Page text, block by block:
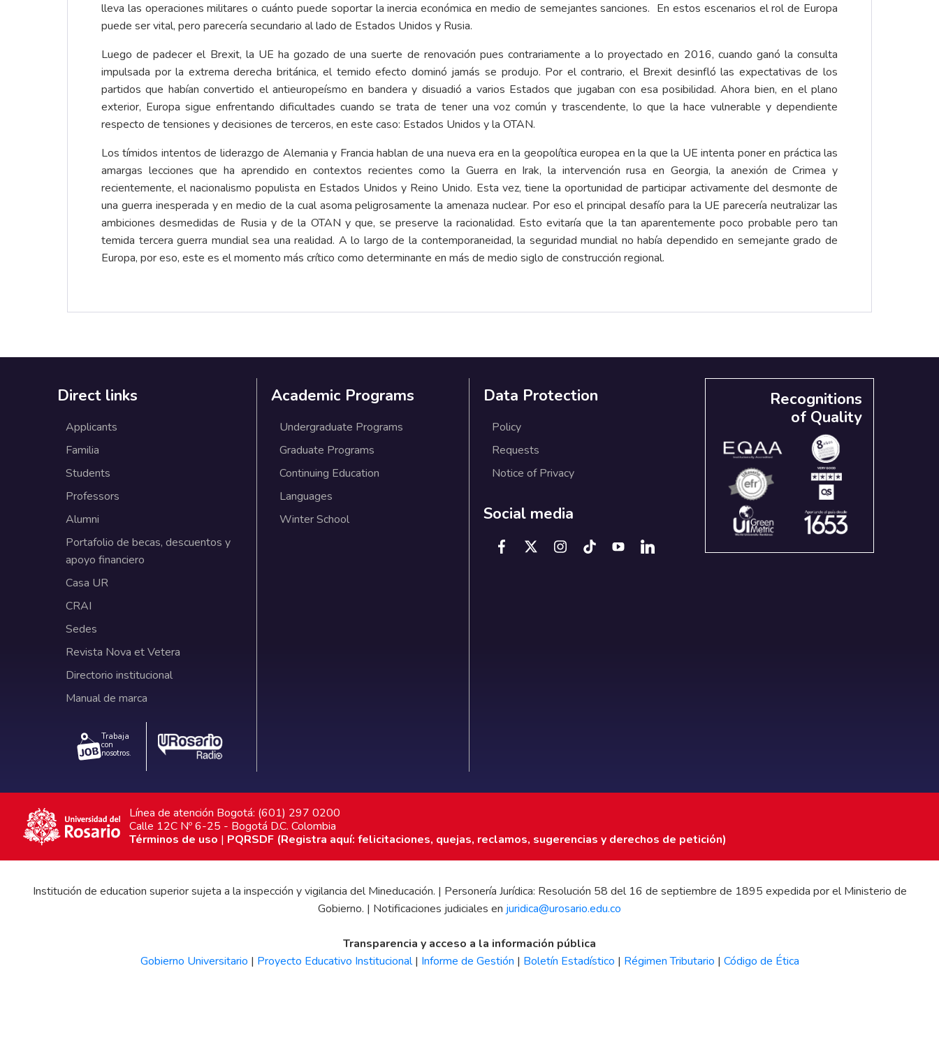
lleva las operaciones militares o cuánto puede soportar la inercia económica en medio de semejantes sanciones. En estos escenarios el rol de Europa
puede ser vital, pero parecería secundario al lado de Estados Unidos y Rusia.
Luego de padecer el Brexit, la UE ha gozado de una suerte de renovación pues contrariamente a lo proyectado en 2016, cuando ganó la consulta
impulsada por la extrema derecha británica, el temido efecto dominó jamás se produjo. Por el contrario, el Brexit desinfló las expectativas de los
partidos que habían convertido el antieuropeísmo en bandera y disuadió a varios Estados que jugaban con esa posibilidad. Ahora bien, en el plano
exterior, Europa sigue enfrentando dificultades cuando se trata de tener una voz común y trascendente, lo que la hace vulnerable y dependiente
respecto de tensiones y decisiones de terceros, en este caso: Estados Unidos y la OTAN.
Los tímidos intentos de liderazgo de Alemania y Francia hablan de una nueva era en la geopolítica europea en la que la UE intenta poner en práctica las
amargas lecciones que ha aprendido en contextos recientes como la Guerra en Irak, la intervención rusa en Georgia, la anexión de Crimea y
recientemente, el nacionalismo populista en Estados Unidos y Reino Unido. Esta vez, tiene la oportunidad de participar activamente del desmonte de
una guerra inesperada y en medio de la cual asoma peligrosamente la amenaza nuclear. Por eso el principal desafío para la UE parecería neutralizar las
ambiciones desmedidas de Rusia y de la OTAN y que, se preserve la racionalidad. Esto evitaría que la tan aparentemente poco probable pero tan
temida tercera guerra mundial sea una realidad. A lo largo de la contemporaneidad, la seguridad mundial no había dependido en semejante grado de
Europa, por eso, este es el momento más crítico como determinante en más de medio siglo de construcción regional.
Direct links
Applicants
Familia
Students
Professors
Alumni
Portafolio de becas, descuentos y
apoyo financiero
Casa UR
CRAI
Sedes
Revista Nova et Vetera
Directorio institucional
Manual de marca
Trabaja
con
nosotros.
Academic Programs
Undergraduate Programs
Graduate Programs
Continuing Education
Languages
Winter School
Data Protection
Policy
Requests
Notice of Privacy
Social media
Recognitions
of Quality
Línea de atención Bogotá: (601) 297 0200
Calle 12C Nº 6-25 - Bogotá D.C. Colombia
Términos de uso | PQRSDF (Registra aquí: felicitaciones, quejas, reclamos, sugerencias y derechos de petición)
Institución de education superior sujeta a la inspección y vigilancia del Mineducación. | Personería Jurídica: Resolución 58 del 16 de septiembre de 1895 expedida por el Ministerio de
Gobierno. | Notificaciones judiciales en juridica@urosario.edu.co
Transparencia y acceso a la información pública
Gobierno Universitario | Proyecto Educativo Institucional| Informe de Gestión | Boletín Estadístico | Régimen Tributario | Código de Ética